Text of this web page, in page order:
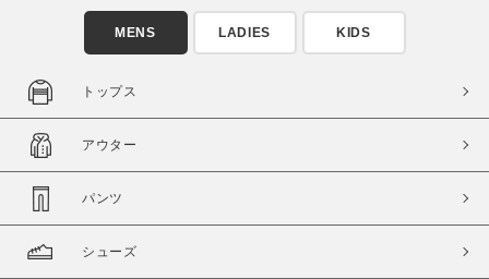
通常商品
セール価格 WEB限定
在庫
在庫あり
MENS LADIES KIDS
トップス
アウター
パンツ
シューズ